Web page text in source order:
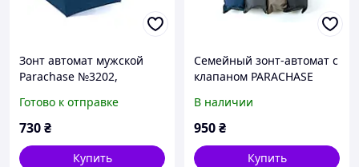
Зонт автомат мужской
Parachase №3202,
ветровым клапаном, на 8
спиц, прямая ручка,
Готово к отправке
730₴
Купить
Семейный зонт-автомат с
клапаном PARACHASE
В наличии
950₴
Купить